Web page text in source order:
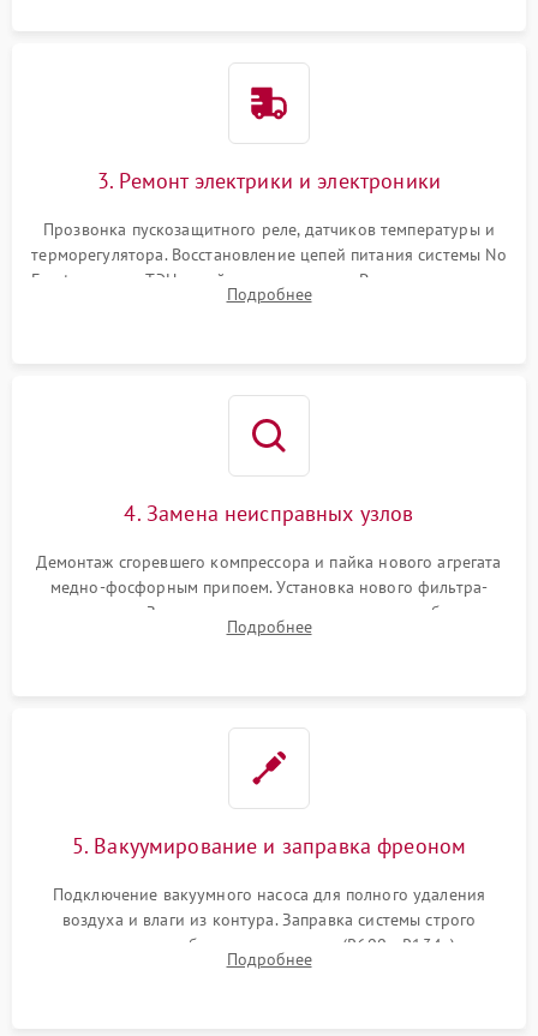
3. Ремонт электрики и электроники
Прозвонка пускозащитного реле, датчиков температуры и
терморегулятора. Восстановление цепей питания системы No
Frost, включая ТЭН оттайки и вентилятор. Ремонт или замена
платы управления при сбоях алгоритмов.
Подробнее
4. Замена неисправных узлов
Демонтаж сгоревшего компрессора и пайка нового агрегата
медно-фосфорным припоем. Установка нового фильтра-
осушителя. Замена изношенных вентиляторов обдува,
сломанных заслонок или поврежденных дверных петель.
Подробнее
5. Вакуумирование и заправка фреоном
Подключение вакуумного насоса для полного удаления
воздуха и влаги из контура. Заправка системы строго
дозированным объемом хладагента (R600a, R134a) по
электронным весам. Контроль рабочего давления в системе.
Подробнее